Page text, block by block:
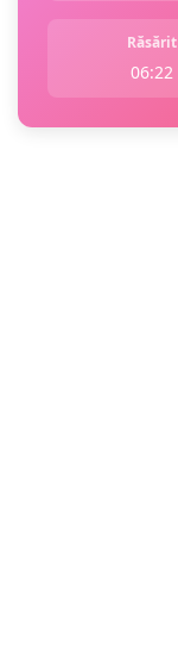
Răsărit
06:22